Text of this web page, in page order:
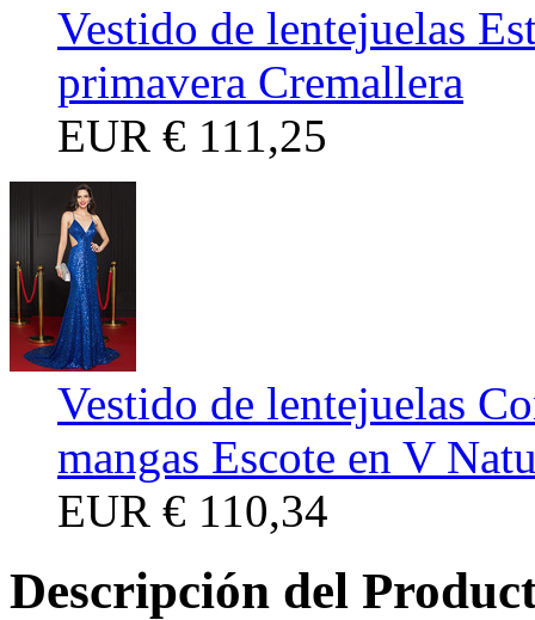
Vestido de lentejuelas
primavera Cremallera
EUR € 111,25
Vestido de lentejuelas
mangas Escote en V
EUR € 110,34
Descripción del